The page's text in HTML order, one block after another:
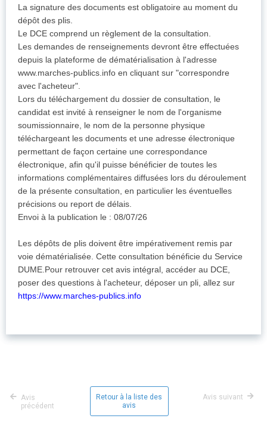
La signature des documents est obligatoire au moment du
dépôt des plis.
Le DCE comprend un règlement de la consultation.
Les demandes de renseignements devront être effectuées
depuis la plateforme de dématérialisation à l'adresse
www.marches-publics.info en cliquant sur "correspondre
avec l'acheteur".
Lors du téléchargement du dossier de consultation, le
candidat est invité à renseigner le nom de l'organisme
soumissionnaire, le nom de la personne physique
téléchargeant les documents et une adresse électronique
permettant de façon certaine une correspondance
électronique, afin qu'il puisse bénéficier de toutes les
informations complémentaires diffusées lors du déroulement
de la présente consultation, en particulier les éventuelles
précisions ou report de délais.
Envoi à la publication le : 08/07/26
Les dépôts de plis doivent être impérativement remis par
voie dématérialisée. Cette consultation bénéficie du Service
DUME.Pour retrouver cet avis intégral, accéder au DCE,
poser des questions à l'acheteur, déposer un pli, allez sur
https://www.marches-publics.info
Avis
précédent
Retour à la liste des
avis
Avis suivant